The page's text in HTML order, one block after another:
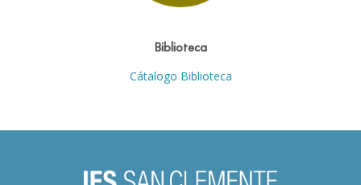
Biblioteca
Cátalogo Biblioteca